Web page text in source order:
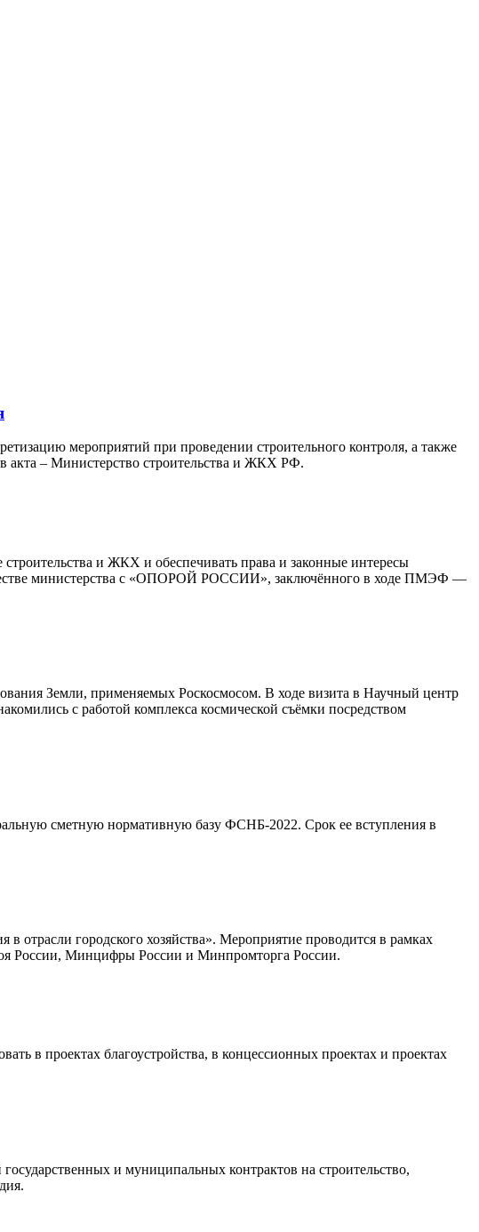
мероприятий при проведении строительного контроля, а также
акта – Министерство строительства и ЖКХ РФ.
и ЖКХ и обеспечивать права и законные интересы
министерства с «ОПОРОЙ РОССИИ», заключённого в ходе ПМЭФ —
Земли, применяемых Роскосмосом. В ходе визита в Научный центр
с работой комплекса космической съёмки посредством
сметную нормативную базу ФСНБ-2022. Срок ее вступления в
отрасли городского хозяйства». Мероприятие проводится в рамках
России, Минцифры России и Минпромторга России.
в проектах благоустройства, в концессионных проектах и проектах
и муниципальных контрактов на строительство,